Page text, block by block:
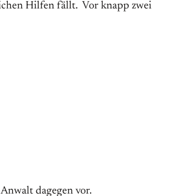
Hilfen fällt. Vor knapp zwei
dagegen vor.